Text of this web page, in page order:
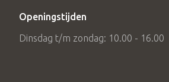
Openingstijden
Dinsdag t/m zondag: 10.00 - 16.00